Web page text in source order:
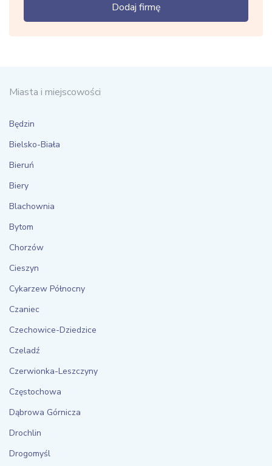
Dodaj firmę
Miasta i miejscowości
Będzin
Bielsko-Biała
Bieruń
Biery
Blachownia
Bytom
Chorzów
Cieszyn
Cykarzew Północny
Czaniec
Czechowice-Dziedzice
Czeladź
Czerwionka-Leszczyny
Częstochowa
Dąbrowa Górnicza
Drochlin
Drogomyśl